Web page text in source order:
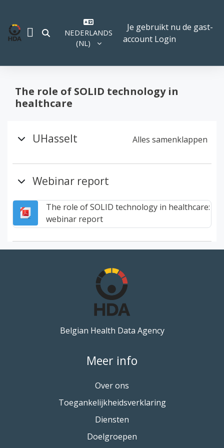
SCHAKEL ZOEK INVOER
NEDERLANDS
‎(NL)‎
Je gebruikt nu de gast-
account Login
The role of SOLID technology in
healthcare
Overzicht van het
UHasselt Alles samenklappen
Webinar report
The role of SOLID technology in healthcare:
webinar reportBestand
Belgian Health Data Agency
Meer info
Over ons
Toegankelijkheidsverklaring
Diensten
Doelgroepen